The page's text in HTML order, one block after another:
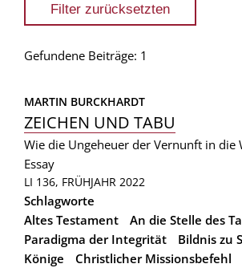
Gefundene Beiträge: 1
MARTIN BURCKHARDT
ZEICHEN UND TABU
Wie die Ungeheuer der Vernunft in die
Essay
LI 136, FRÜHJAHR 2022
Schlagworte
Altes Testament
An die Stelle des
Paradigma der Integrität
Bildnis zu
Könige
Christlicher Missionsbefehl